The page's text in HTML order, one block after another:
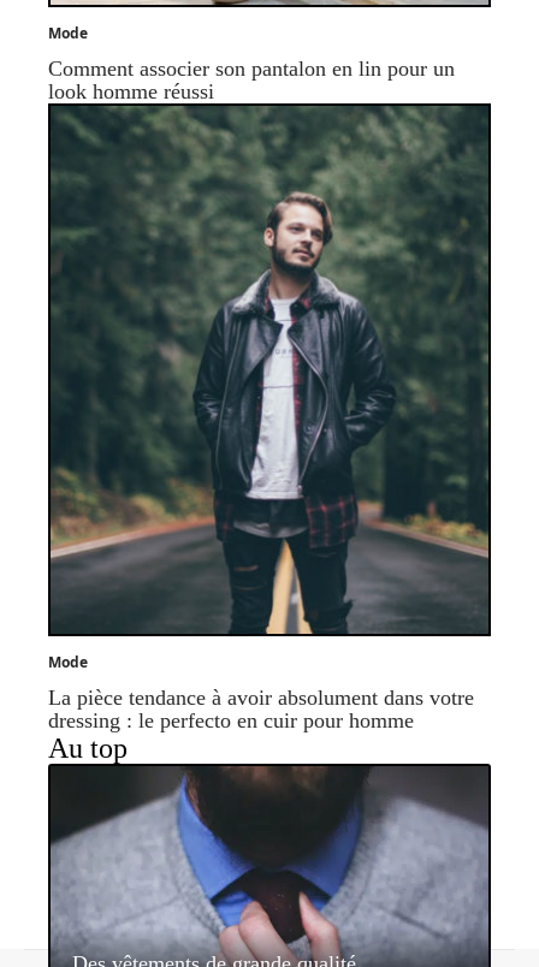
Mode
Comment associer son pantalon en lin pour un
look homme réussi
Mode
La pièce tendance à avoir absolument dans votre
dressing : le perfecto en cuir pour homme
Au top